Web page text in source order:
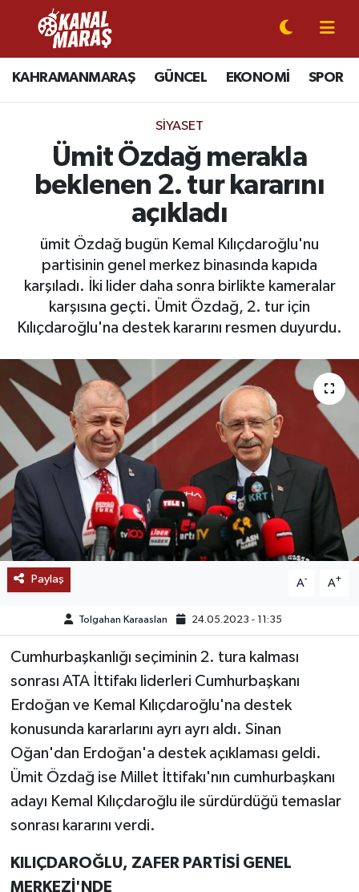
KAHRAMANMARAŞ GÜNCEL EKONOMİ SPOR
SIYASET
Ümit Özdağ merakla
beklenen 2. tur kararını
açıkladı
ümit Özdağ bugün Kemal Kılıçdaroğlu'nu
partisinin genel merkez binasında kapıda
karşıladı. İki lider daha sonra birlikte kameralar
karşısına geçti. Ümit Özdağ, 2. tur için
Kılıçdaroğlu'na destek kararını resmen duyurdu.
Paylaş A- A+
Tolgahan Karaaslan 24.05.2023 - 11:35
Cumhurbaşkanlığı seçiminin 2. tura kalması
sonrası ATA İttifakı liderleri Cumhurbaşkanı
Erdoğan ve Kemal Kılıçdaroğlu'na destek
konusunda kararlarını ayrı ayrı aldı. Sinan
Oğan'dan Erdoğan'a destek açıklaması geldi.
Ümit Özdağ ise Millet İttifakı'nın cumhurbaşkanı
adayı Kemal Kılıçdaroğlu ile sürdürdüğü temaslar
sonrası kararını verdi.
KILIÇDAROĞLU, ZAFER PARTİSİ GENEL
MERKEZİ'NDE
CANLI YAYIN
KAHRAMANMARAŞ
GÜNCEL
SPOR
EKONOMİ
GÜNDEM
SAĞLIK
EĞİTİM
BÖLGE
KEŞFET
POPÜLER
DÜNYA
TREND
MEDYA
OTOMOTİV
TEKNOLOJİ
YAŞAM
Kahramanmaraş Nöbetçi Eczaneler
Kahramanmaraş Hava Durumu
Kahramanmaraş Namaz Vakitleri
Kahramanmaraş Trafik Yoğunluk Haritası
Süper Lig Puan Durumu ve Fikstür
Tüm Manşetler
Son Dakika Haberleri